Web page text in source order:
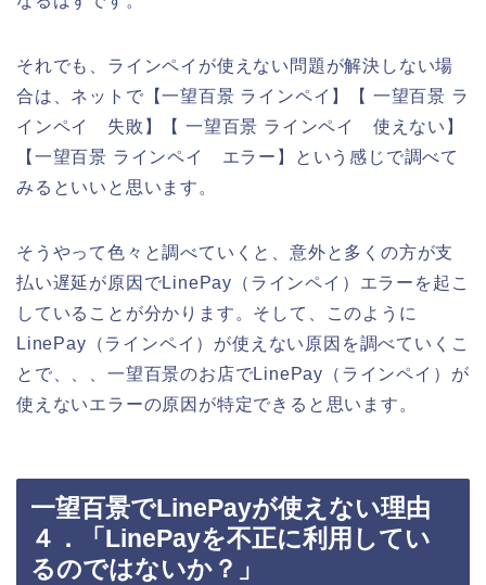
それでも、ラインペイが使えない問題が解決しない場
合は、ネットで【一望百景 ラインペイ】【 一望百景 ラ
インペイ 失敗】【 一望百景 ラインペイ 使えない】
【一望百景 ラインペイ エラー】という感じで調べて
みるといいと思います。
そうやって色々と調べていくと、意外と多くの方が支
払い遅延が原因でLinePay（ラインペイ）エラーを起こ
していることが分かります。そして、このように
LinePay（ラインペイ）が使えない原因を調べていくこ
とで、、、一望百景のお店でLinePay（ラインペイ）が
使えないエラーの原因が特定できると思います。
一望百景でLinePayが使えない理由
４．「LinePayを不正に利用してい
るのではないか？」